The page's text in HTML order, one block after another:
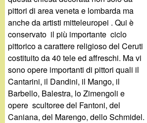
pittori di area veneta e lombarda ma
anche da artisti mitteleuropei . Qui è
conservato il più importante ciclo
pittorico a carattere religioso del Ceruti
costituito da 40 tele ed affreschi. Ma vi
sono opere importanti di pittori quali il
Cantarini, il Dandini, il Mango, il
Barbello, Balestra, lo Zimengoli e
opere scultoree del Fantoni, del
Caniana, del Marengo, dello Schmidel.